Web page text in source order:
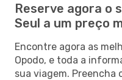
Reserve agora o
Seul a um preço
Encontre agora as
Opodo, e toda a
sua viagem. Preencha